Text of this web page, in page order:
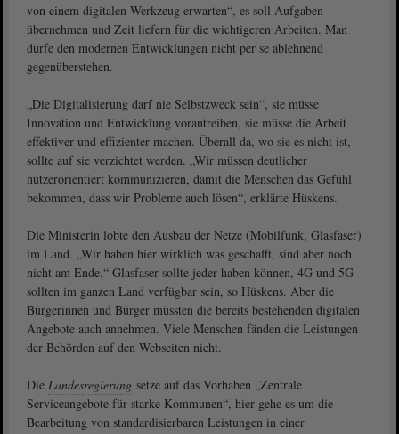
von einem digitalen Werkzeug erwarten“, es soll Aufgaben
übernehmen und Zeit liefern für die wichtigeren Arbeiten. Man
dürfe den modernen Entwicklungen nicht per se ablehnend
gegenüberstehen.
„Die Digitalisierung darf nie Selbstzweck sein“, sie müsse
Innovation und Entwicklung vorantreiben, sie müsse die Arbeit
effektiver und effizienter machen. Überall da, wo sie es nicht ist,
sollte auf sie verzichtet werden. „Wir müssen deutlicher
nutzerorientiert kommunizieren, damit die Menschen das Gefühl
bekommen, dass wir Probleme auch lösen“, erklärte Hüskens.
Die Ministerin lobte den Ausbau der Netze (Mobilfunk, Glasfaser)
im Land. „Wir haben hier wirklich was geschafft, sind aber noch
nicht am Ende.“ Glasfaser sollte jeder haben können, 4G und 5G
sollten im ganzen Land verfügbar sein, so Hüskens. Aber die
Bürgerinnen und Bürger müssten die bereits bestehenden digitalen
Angebote auch annehmen. Viele Menschen fänden die Leistungen
der Behörden auf den Webseiten nicht.
Die Landesregierung setze auf das Vorhaben „Zentrale
Serviceangebote für starke Kommunen“, hier gehe es um die
Bearbeitung von standardisierbaren Leistungen in einer